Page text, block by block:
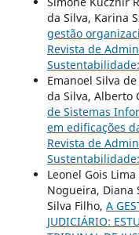
da Silva, Karina
gestão
Revista de
Emanoel Silva
da Silva, Alberto
de Sistemas
em edificações
Revista de
Leonel Gois
Nogueira, Diana
Silva Filho, A
JUDICIÁRIO: